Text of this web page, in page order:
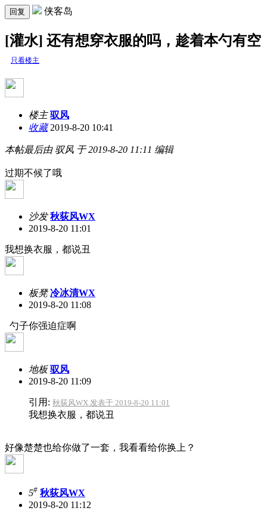
回复 侠客岛
[灌水] 还有想穿衣服的吗，趁着本勺有空
只看楼主
楼主 驭风
收藏2019-8-20 10:41
本帖最后由 驭风 于 2019-8-20 11:11 编辑
过期不候了哦
沙发 秋荻风WX
2019-8-20 11:01
我想换衣服，都说丑
板凳 冷冰清WX
2019-8-20 11:08
勺子你强迫症啊
地板 驭风
2019-8-20 11:09
引用: 秋荻风WX 发表于 2019-8-20 11:01
我想换衣服，都说丑
好像楚楚也给你做了一套，我看看给你换上？
5# 秋荻风WX
2019-8-20 11:12